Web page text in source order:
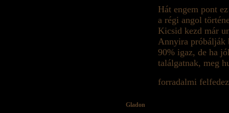
Hát engem pont
a régi angol
Kicsid kezd már
Annyira próbálják
90% igaz, de ha
találgatnak, meg
forradalmi
Gladon